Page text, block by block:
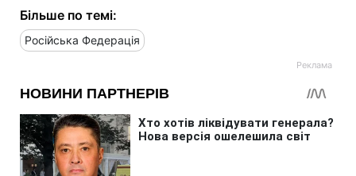
Більше по темі:
Російська Федерація